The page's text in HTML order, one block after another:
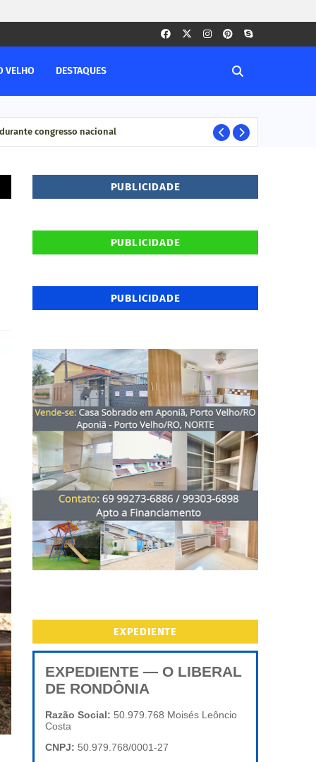
VELHO DESTAQUES
congresso nacional
PUBLICIDADE
PUBLICIDADE
PUBLICIDADE
EXPEDIENTE
EXPEDIENTE — O LIBERAL
DE RONDÔNIA
Razão Social: 50.979.768 Moisés Leôncio
Costa
CNPJ: 50.979.768/0001-27